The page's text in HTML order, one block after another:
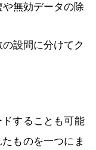
無効データの除
設問に分けてク
することも可能
ものを一つにま